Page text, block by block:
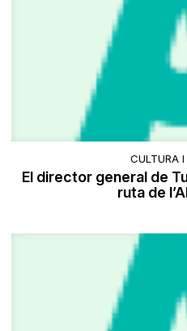
CULTURA
El director general de
ruta de